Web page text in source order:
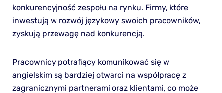
konkurencyjność zespołu na rynku. Firmy, które
inwestują w rozwój językowy swoich pracowników,
zyskują przewagę nad konkurencją.
Pracownicy potrafiący komunikować się w
angielskim są bardziej otwarci na współpracę z
zagranicznymi partnerami oraz klientami, co może